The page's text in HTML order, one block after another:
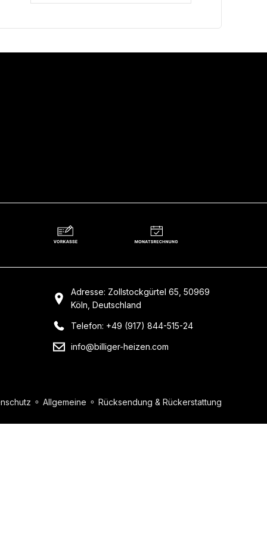
Adresse: Zollstockgürtel 65, 50969
Köln, Deutschland
Telefon: +49 (917) 844-515-24
info@billiger-heizen.com
⚬ Allgemeine ⚬ Rücksendung & Rückerstattung